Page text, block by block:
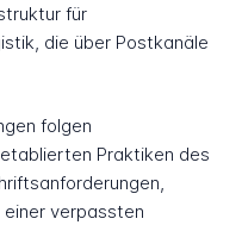
für
die über Postkanäle
folgen
Praktiken des
verpassten